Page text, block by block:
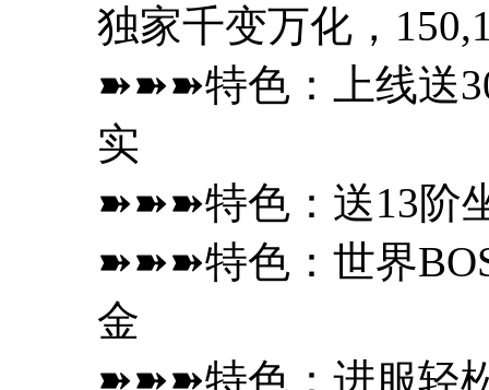
独家千变万化，
➽➽➽特色：上线送
实
➽➽➽特色：送13阶
➽➽➽特色：世界
金
➽➽➽特色：进服轻